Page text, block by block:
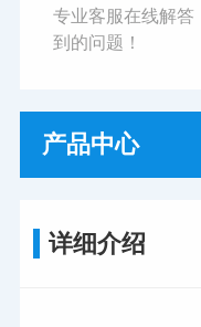
专业客服在线解答
到的问题！
产品中心
详细介绍